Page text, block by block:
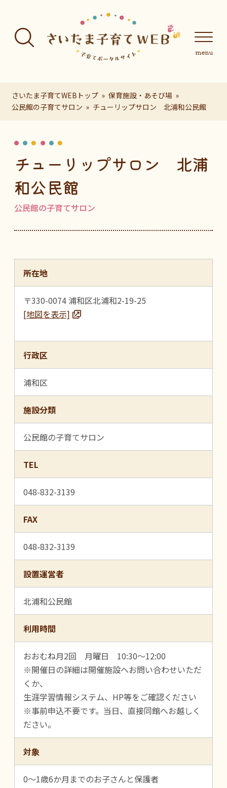
さいたま子育てWEBトップ
保育施設・あそび場
公民館の子育てサロン
チューリップサロン 北浦和公民館
チューリップサロン 北浦
和公民館
公民館の子育てサロン
所在地
〒330-0074 浦和区北浦和2-19-25
[地図を表示]
行政区
浦和区
施設分類
公民館の子育てサロン
TEL
048-832-3139
FAX
048-832-3139
設置運営者
北浦和公民館
利用時間
おおむね月2回 月曜日 10:30～12:00
※開催日の詳細は開催施設へお問い合わせいただ
くか、
生涯学習情報システム、HP等をご確認ください
※事前申込不要です。当日、直接同館へお越しく
ださい。
対象
0～1歳6か月までのお子さんと保護者